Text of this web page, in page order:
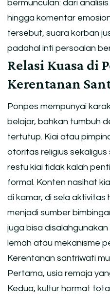
bermunculan: dari
hingga komentar
tersebut, suara korban
padahal inti persoalan
Relasi Kuasa di
Kerentanan
Ponpes mempunyai
belajar, bahkan tumbuh
tertutup. Kiai atau
otoritas religius sekaligus
restu kiai tidak kalah
formal. Konten nasihat
di kamar, di sela aktivitas
menjadi sumber
juga bisa
lemah atau mekanisme
Kerentanan santriwati
Pertama, usia remaja
Kedua, kultur hormat